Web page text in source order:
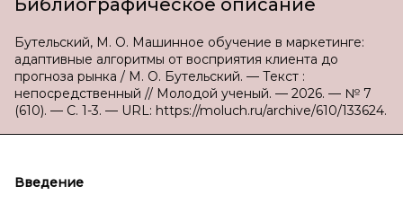
Библиографическое описание
Бутельский, М. О. Машинное обучение в маркетинге:
адаптивные алгоритмы от восприятия клиента до
прогноза рынка / М. О. Бутельский. — Текст :
непосредственный // Молодой ученый. — 2026. — № 7
(610). — С. 1-3. — URL: https://moluch.ru/archive/610/133624.
Введение